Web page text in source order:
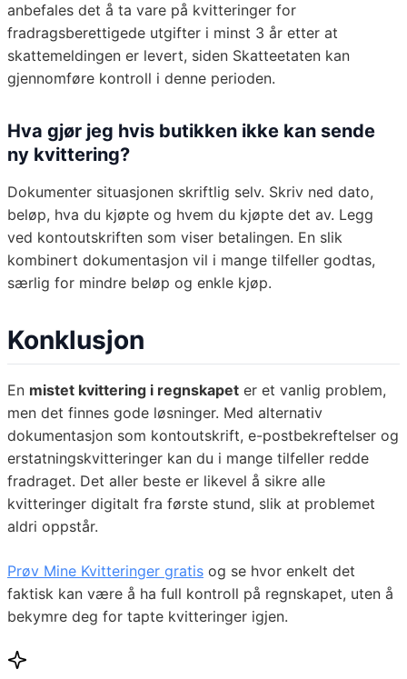
anbefales det å ta vare på kvitteringer for
fradragsberettigede utgifter i minst 3 år etter at
skattemeldingen er levert, siden Skatteetaten kan
gjennomføre kontroll i denne perioden.
Hva gjør jeg hvis butikken ikke kan sende
ny kvittering?
Dokumenter situasjonen skriftlig selv. Skriv ned dato,
beløp, hva du kjøpte og hvem du kjøpte det av. Legg
ved kontoutskriften som viser betalingen. En slik
kombinert dokumentasjon vil i mange tilfeller godtas,
særlig for mindre beløp og enkle kjøp.
Konklusjon
En mistet kvittering i regnskapet er et vanlig problem,
men det finnes gode løsninger. Med alternativ
dokumentasjon som kontoutskrift, e-postbekreftelser og
erstatningskvitteringer kan du i mange tilfeller redde
fradraget. Det aller beste er likevel å sikre alle
kvitteringer digitalt fra første stund, slik at problemet
aldri oppstår.
Prøv Mine Kvitteringer gratis og se hvor enkelt det
faktisk kan være å ha full kontroll på regnskapet, uten å
bekymre deg for tapte kvitteringer igjen.